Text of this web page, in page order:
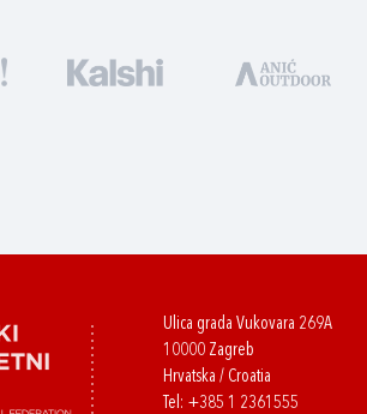
Ulica grada Vukovara 269A
10000 Zagreb
Hrvatska / Croatia
Tel: +385 1 2361555